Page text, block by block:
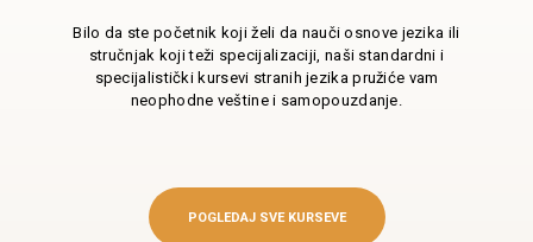
Bilo da ste početnik koji želi da nauči osnove jezika ili
stručnjak koji teži specijalizaciji, naši standardni i
specijalistički kursevi stranih jezika pružiće vam
neophodne veštine i samopouzdanje.
POGLEDAJ SVE KURSEVE